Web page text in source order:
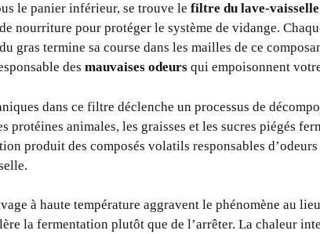
le panier inférieur, se trouve le filtre du lave-vaisselle
nourriture pour protéger le système de vidange.
gras termine sa course dans les mailles de ce
des mauvaises odeurs qui empoisonnent
dans ce filtre déclenche un processus de
protéines animales, les graisses et les sucres piégés
produit des composés volatils responsables
à haute température aggravent le phénomène au
la fermentation plutôt que de l’arrêter. La chaleur